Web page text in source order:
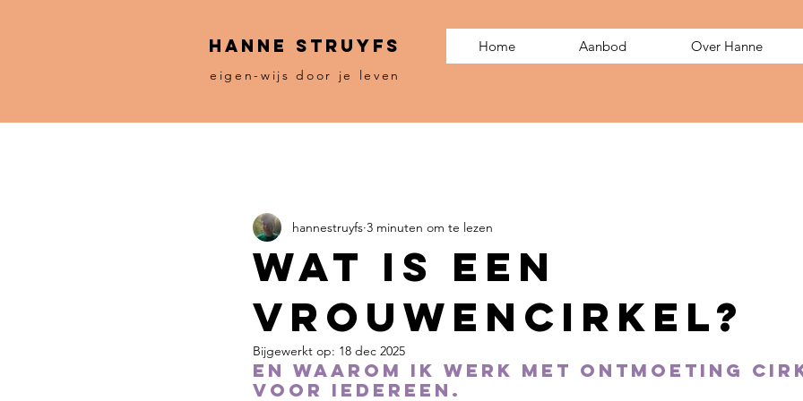
HANNE STRUYFS Home Aanbod Over Hanne
eigen-wijs door je leven
Wat is een
vrouwencirkel?
hannestruyfs 3 minuten om te lezen
Bijgewerkt op: 18 dec 2025
En waarom ik werk met ontmoeting
voor iedereen.